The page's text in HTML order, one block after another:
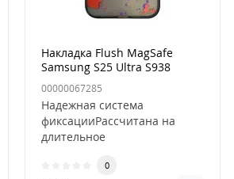
Накладка Flush MagSafe
Samsung S25 Ultra S938
Серая (Titanium Grey)
00000067285
Надежная система
фиксацииРассчитана на
длительное
деформация и
0